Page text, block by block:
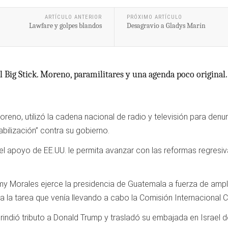
ARTÍCULO ANTERIOR
Lawfare y golpes blandos
PRÓXIMO ARTÍCULO
Desagravio a Gladys Marín
Stick. Moreno, paramilitares y una agenda poco
utilizó la cadena nacional de radio y televisión para
contra su gobierno.
apoyo de EE.UU. le permita avanzar con las reformas
Morales ejerce la presidencia de Guatemala a fuerza de
tarea que venía llevando a cabo la Comisión Internacional
tributo a Donald Trump y trasladó su embajada en Israel